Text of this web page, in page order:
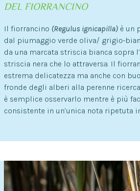
DEL FIORRANCINO
Il fiorrancino (Regulus ignicapilla)è un
dal piumaggio verde oliva/ grigio-
da una marcata striscia bianca sopra
striscia nera che lo attraversa. Il
estrema delicatezza ma anche con
fronde degli alberi alla perenne
è semplice osservarlo mentre è più
consistente in un’unica nota ripetuta